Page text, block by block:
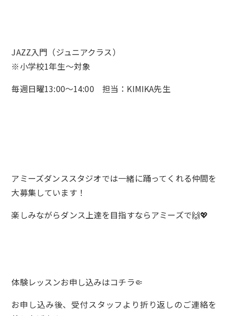
JAZZ入門（ジュニアクラス）
※小学校1年生〜対象
毎週日曜13:00～14:00 担当：KIMIKA先生
アミーズダンススタジオでは一緒に踊ってくれる仲間を
大募集しています！
楽しみながらダンス上達を目指すならアミーズで🙌💖
体験レッスンお申し込みはコチラ🤏
お申し込み後、受付スタッフより折り返しのご連絡を